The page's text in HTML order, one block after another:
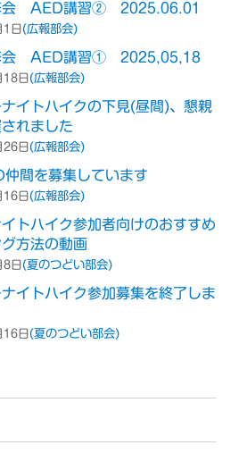
会 AED講習② 2025.06.01
1日(広報部会)
会 AED講習① 2025,05,18
18日(広報部会)
イトハイクの下見(昼間)、懇親
れました
26日(広報部会)
仲間を募集しています
16日(広報部会)
トハイク参加者向けのおすすめ
方法の動画
8日(夏のつどい部会)
イトハイク参加募集を終了しま
16日(夏のつどい部会)